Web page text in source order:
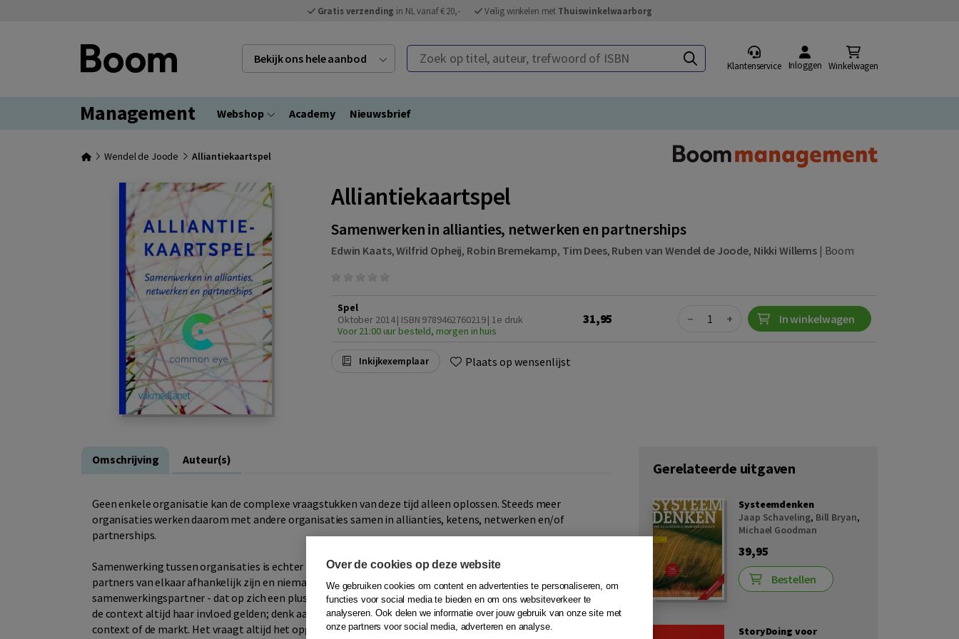
Gratis verzending in NL vanaf € 20,- Veilig winkelen met Thuiswinkelwaarborg
Bekijk ons hele aanbod Zoek op titel, auteur, trefwoord of ISBN
Klantenservice Inloggen Winkelwagen
Management Webshop Academy Nieuwsbrief
Wendel de Joode Alliantiekaartspel
Alliantiekaartspel
Samenwerken in allianties, netwerken en partnerships
Edwin Kaats,Wilfrid Opheij, Robin Bremekamp, Tim Dees, Ruben van Wendel de Joode, Nikki Willems | Boom
Spel
Oktober 2014 | ISBN 9789462760219 | 1e druk
Voor 21:00 uur besteld, morgen in huis
31,95 Quantity
− + In winkelwagen
Inkijkexemplaar Plaats op wensenlijst
Omschrijving Auteur(s)
Geen enkele organisatie kan de complexe vraagstukken van deze tijd alleen oplossen. Steeds meer
organisaties werken daarom met andere organisaties samen in allianties, ketens, netwerken en/of
partnerships.
Samenwerking tussen organisaties is echter niet eenvoudig en gaat vaak mis. Bijvoorbeeld omdat de
partners van elkaar afhankelijk zijn en niemand de baas is. Of omdat het anders zijn van de
samenwerkingspartner - dat op zich een pluspunt is - het samenwerken ook lastig maakt. Tot slot doet
de context altijd haar invloed gelden; denk aan ontwikkelingen bij de moederorganisaties, in de politieke
context of de markt. Het vraagt altijd het opgeven van een deel van je autonomie in het vertrouwen dat je
Gerelateerde uitgaven
Systeemdenken
Jaap Schaveling, Bill Bryan,
Michael Goodman
39,95
Bestellen
StoryDoing voor
Over de cookies op deze website
We gebruiken cookies om content en advertenties te personaliseren, om
functies voor social media te bieden en om ons websiteverkeer te
analyseren. Ook delen we informatie over jouw gebruik van onze site met
onze partners voor social media, adverteren en analyse.